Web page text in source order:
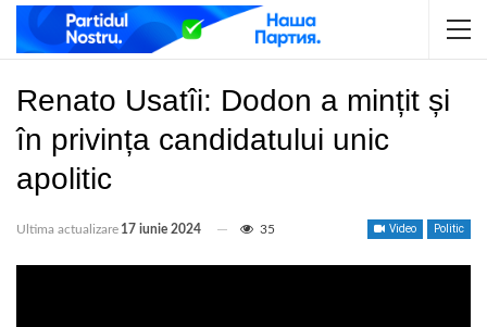
Renato Usatîi: Dodon a mințit și
în privința candidatului unic
apolitic
Video Politic
Ultima actualizare 17 iunie 2024 35